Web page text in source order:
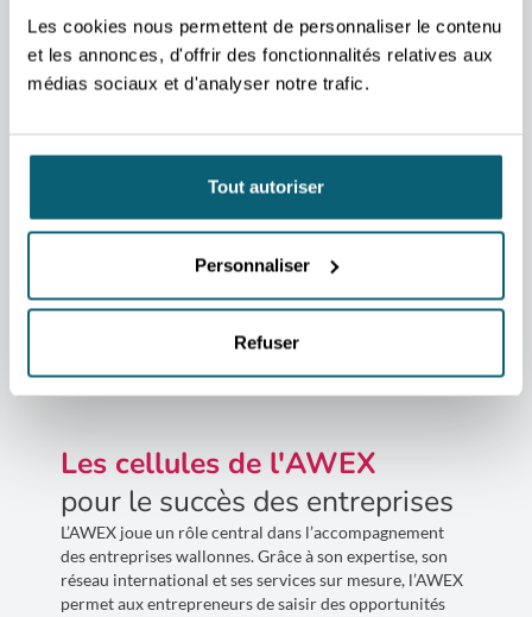
Les cookies nous permettent de personnaliser le contenu
et les annonces, d'offrir des fonctionnalités relatives aux
médias sociaux et d'analyser notre trafic.
Tout autoriser
Personnaliser
Refuser
Place Sainctelette, 2
1080 Bruxelles
Ouvrir dans Waze
Heures d’ouverture : de 7 à 18h
Le bâtiment est accessible aux personnes à mobilité réduite
(accès aisés au parking et aux ascenseurs).
Les cellules de l'AWEX
pour le succès des entreprises
L’AWEX joue un rôle central dans l’accompagnement
des entreprises wallonnes. Grâce à son expertise, son
réseau international et ses services sur mesure, l’AWEX
permet aux entrepreneurs de saisir des opportunités